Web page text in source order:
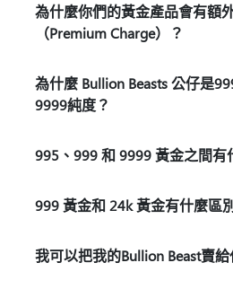
為什麼你們的黃金產品會有額
（Premium Charge）？
為什麼 Bullion Beasts 公仔是
9999純度？
995、999 和 9999 黃金之間有
999 黃金和 24k 黃金有什麼區
我可以把我的Bullion Beast賣